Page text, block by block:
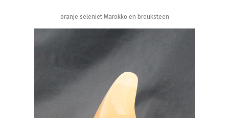
oranje seleniet Marokko en breuksteen